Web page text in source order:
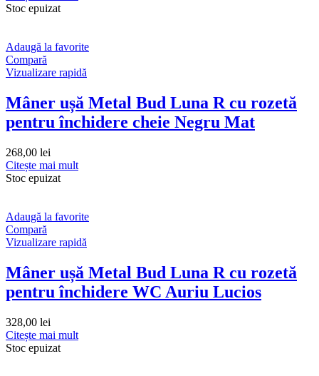
Stoc epuizat
Adaugă la favorite
Compară
Vizualizare rapidă
Mâner ușă Metal Bud Luna R cu rozetă
pentru închidere cheie Negru Mat
268,00 lei
Citește mai mult
Stoc epuizat
Adaugă la favorite
Compară
Vizualizare rapidă
Mâner ușă Metal Bud Luna R cu rozetă
pentru închidere WC Auriu Lucios
328,00 lei
Citește mai mult
Stoc epuizat